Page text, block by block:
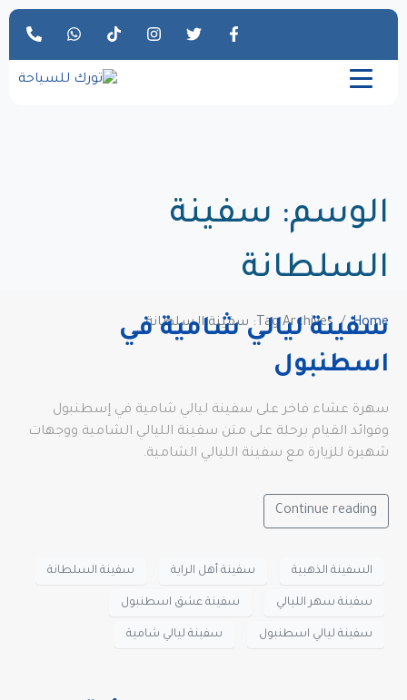
الوسم: سفينة
السلطانة
Home Tag Archives: سفينة السلطانة
سفينة ليالي شامية في
اسطنبول
سهرة عشاء فاخر على سفينة ليالي شامية في إسطنبول
وفوائد القيام برحلة على متن سفينة الليالي الشامية ووجهات
شهيرة للزيارة مع سفينة الليالي الشامية.
Continue reading
السفينة الذهبية سفينة أهل الراية سفينة السلطانة
سفينة سهر الليالي سفينة عشق اسطنبول
سفينة ليالي اسطنبول سفينة ليالي شامية